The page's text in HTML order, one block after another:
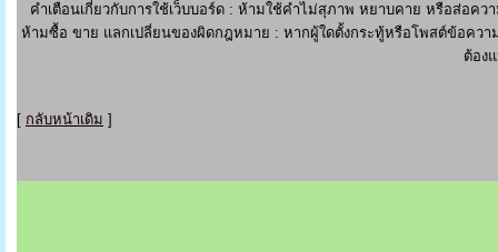
คำเตือนเกี่ยวกับการใช้เว็บบอร์ด : ห้ามใช้คำไม่สุภาพ หยาบคาย หรือส่อค
ห้ามซื้อ ขาย แลกเปลี่ยนของผิดกฎหมาย : หากผู้ใดตั้งกระทู้หรือโพสต์ข้อควา
ต้อง
[ กลับหน้าเดิม ]